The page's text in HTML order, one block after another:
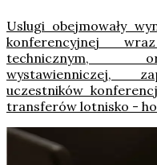
Uslugi obejmowały
konferencyjnej
technicznym,
wystawienniczej,
uczestników
transferów lotnisko -